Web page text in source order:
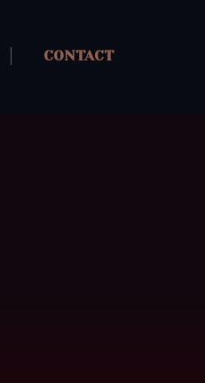
CONTACT